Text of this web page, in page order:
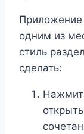
Приложение
одним из
стиль
сделать: